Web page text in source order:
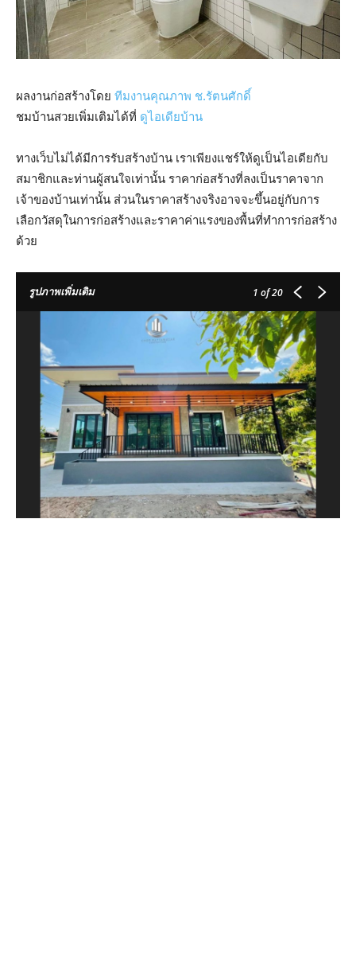
ผลงานก่อสร้างโดย ทีมงานคุณภาพ ช.รัตนศักดิ์
ชมบ้านสวยเพิ่มเติมได้ที่ ดูไอเดียบ้าน
ทางเว็บไม่ได้มีการรับสร้างบ้าน เราเพียงแชร์ให้ดูเป็นไอเดียกับ
สมาชิกและท่านผู้สนใจเท่านั้น ราคาก่อสร้างที่ลงเป็นราคาจาก
เจ้าของบ้านเท่านั้น ส่วนในราคาสร้างจริงอาจจะขึ้นอยู่กับการ
เลือกวัสดุในการก่อสร้างและราคาค่าแรงของพื้นที่ทำการก่อสร้าง
ด้วย
รูปภาพเพิ่มเติม 1 of 20